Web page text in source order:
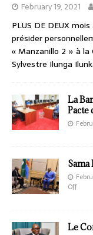
February 19, 2021
PLUS DE DEUX
présider
« Manzanillo 2 » à
Sylvestre Ilunga
La
Pacte
Off
Le